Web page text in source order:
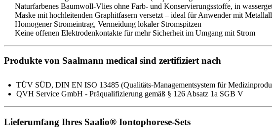
Naturfarbenes Baumwoll-Vlies ohne Farb- und Konservierungsstoffe, in
Maske mit hochleitenden Graphitfasern versetzt – ideal für Anwender mit
Homogener Stromeintrag, Vermeidung lokaler Stromspitzen
Keine offenen Elektrodenkontakte für mehr Sicherheit im Umgang mit Strom
Produkte von Saalmann medical sind zertifiziert nach
TÜV SÜD, DIN EN ISO 13485 (Qualitäts-Managementsystem für
QVH Service GmbH - Präqualifizierung gemäß § 126 Absatz 1a SGB V
Lieferumfang Ihres Saalio® Iontophorese-Sets